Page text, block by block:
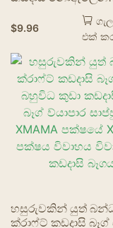
සිලිකොන් කඩදාසි
මුද්‍රණ යන්ත්‍රය සඳහා
සිලිකොන් කඩදාසි
කේක් ෙබ්කිං කැටි
$9.96
එක්
හසුරුවකින් යුත්
ක්රාෆ්ට් කඩදාසි